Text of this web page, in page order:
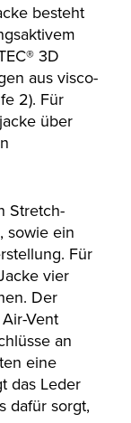
besteht
3D
aus visco-
2). Für
über
Stretch-
sowie ein
Für
vier
Der
Vent
an
eine
das Leder
dafür sorgt,